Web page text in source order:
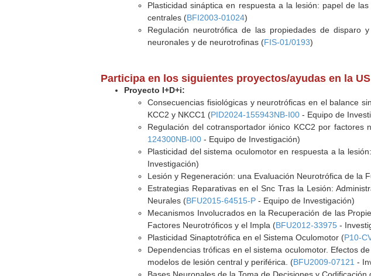
Plasticidad sináptica en respuesta a la lesión: papel de
centrales (BFI2003-01024)
Regulación neurotrófica de las propiedades de disparo
neuronales y de neurotrofinas (FIS-01/0193)
Participa en los siguientes proyectos/ayudas en la
Proyecto I+D+i:
Consecuencias fisiológicas y neurotróficas en el balance
KCC2 y NKCC1 (PID2024-155943NB-I00 - Equipo de
Regulación del cotransportador iónico KCC2 por
124300NB-I00 - Equipo de Investigación)
Plasticidad del sistema oculomotor en respuesta a la
Investigación)
Lesión y Regeneración: una Evaluación Neurotrófica de la
Estrategias Reparativas en el Snc Tras la Lesión:
Neurales (BFU2015-64515-P - Equipo de Investigación)
Mecanismos Involucrados en la Recuperación de las
Factores Neurotróficos y el Impla (BFU2012-33975 -
Plasticidad Sinaptotrófica en el Sistema Oculomotor (P10-
Dependencias tróficas en el sistema oculomotor. Efectos
modelos de lesión central y periférica. (BFU2009-07121 -